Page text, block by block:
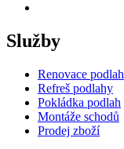
Služby
Renovace podlah
Refreš podlahy
Pokládka podlah
Montáže schodů
Prodej zboží